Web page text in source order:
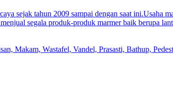
sejak tahun 2009 sampai dengan saat ini.Usaha
segala produk-produk marmer baik berupa
Makam, Wastafel, Vandel, Prasasti, Bathup,